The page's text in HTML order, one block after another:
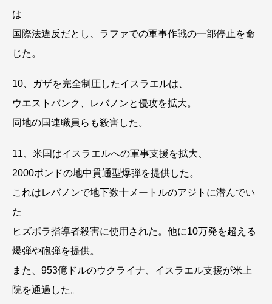
は
国際法違反だとし、ラファでの軍事作戦の一部停止を命
じた。
10、ガザを完全制圧したイスラエルは、
ウエストバンク、レバノンと侵攻を拡大。
同地の国連職員らも殺害した。
11、米国はイスラエルへの軍事支援を拡大、
2000ポンドの地中貫通型爆弾を提供した。
これはレバノンで地下数十メートルのアジトに潜んでい
た
ヒズボラ指導者殺害に使用された。他に10万発を超える
爆弾や砲弾を提供。
また、953億ドルのウクライナ、イスラエル支援が米上
院を通過した。